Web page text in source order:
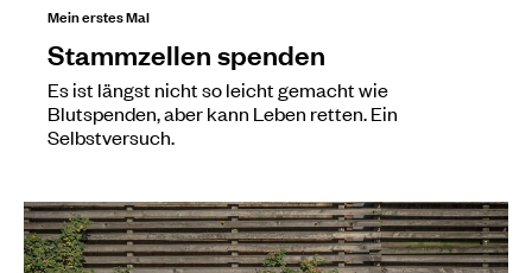
Mein erstes Mal
Stammzellen spenden
Es ist längst nicht so leicht gemacht wie
Blutspenden, aber kann Leben retten. Ein
Selbstversuch.